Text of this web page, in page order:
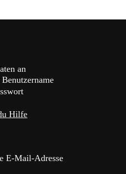
an
Hilfe
E-Mail-Adresse